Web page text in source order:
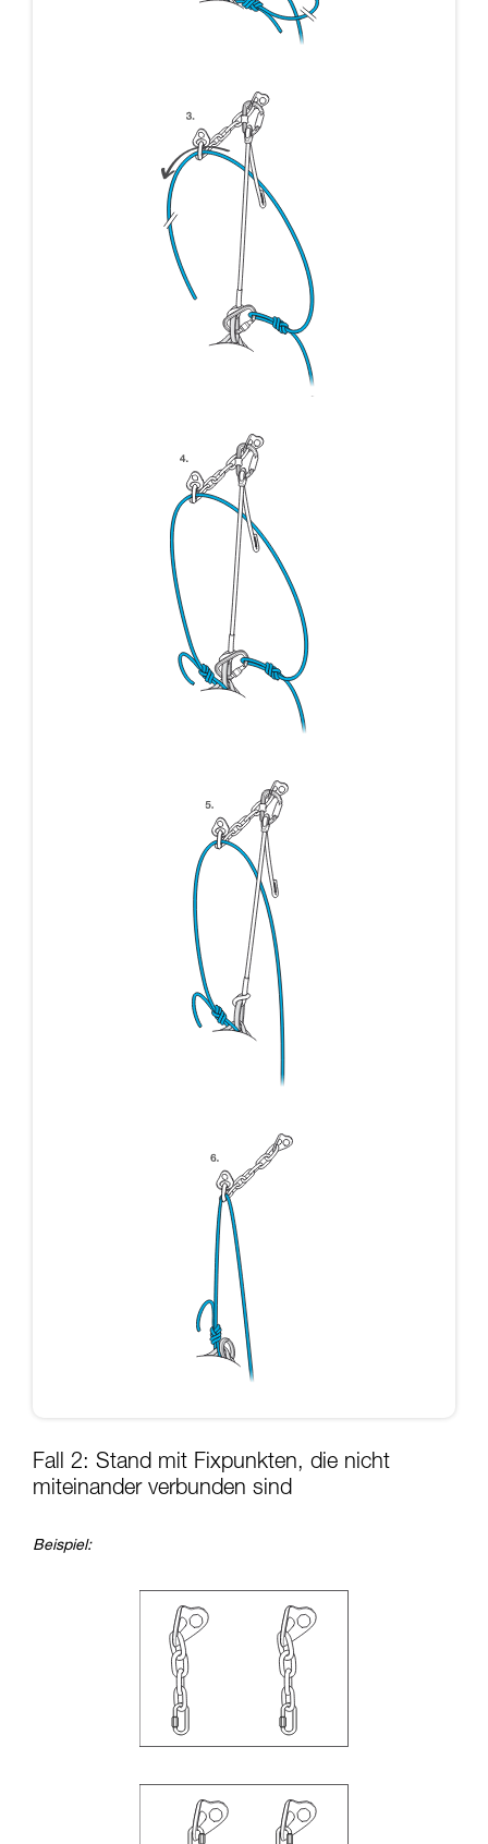
Fall 2: Stand mit Fixpunkten, die nicht
miteinander verbunden sind
Beispiel: